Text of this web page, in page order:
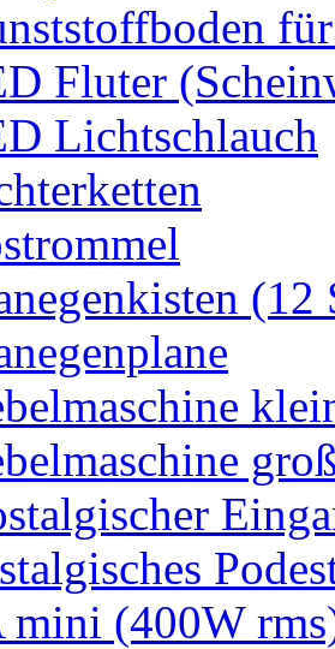
Fluter
Lichtschlauch
(12
mini (400W